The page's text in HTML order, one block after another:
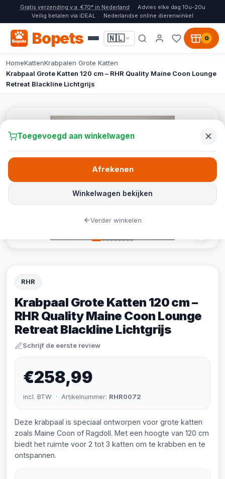
Gratis verzending v.a. €70* in Nederland
Advies elke dag 10u-20u
Veilig betalen via iDEAL
Nederlandse online dierenwinkel
Bopets 🇳🇱 0
HomeKattenKrabpalen Grote Katten
Krabpaal Grote Katten 120 cm – RHR Quality Maine Coon Lounge
Retreat Blackline Lichtgrijs
RHR
Krabpaal Grote Katten 120 cm –
RHR Quality Maine Coon Lounge
Retreat Blackline Lichtgrijs
Schrijf de eerste review
€258,99
incl. BTW · Artikelnummer: RHR0072
Deze krabpaal is speciaal ontworpen voor grote katten
zoals Maine Coon of Ragdoll. Met een hoogte van 120 cm
biedt het ruimte voor 2 tot 3 katten om te krabben en te
ontspannen.
Toegevoegd aan winkelwagen
Winkelwagen bekijken
Afrekenen
Verder winkelen